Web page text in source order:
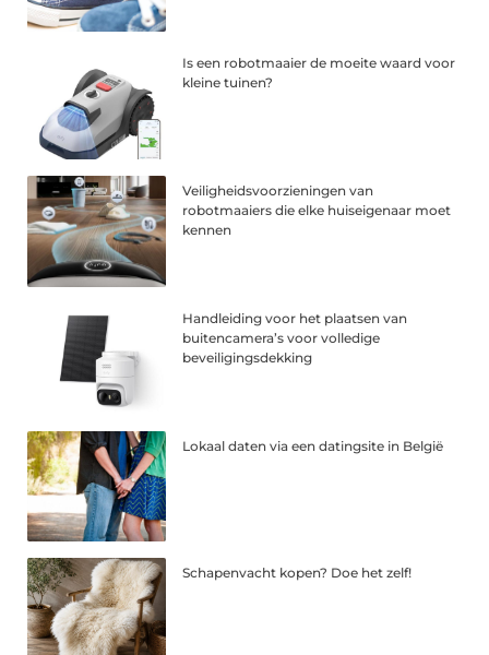
Is een robotmaaier de moeite waard voor
kleine tuinen?
Veiligheidsvoorzieningen van
robotmaaiers die elke huiseigenaar moet
kennen
Handleiding voor het plaatsen van
buitencamera’s voor volledige
beveiligingsdekking
Lokaal daten via een datingsite in België
Schapenvacht kopen? Doe het zelf!